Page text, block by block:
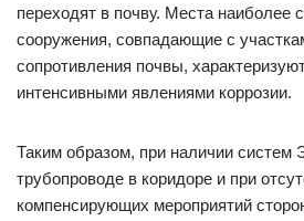
переходят в почву. Места наиболее
сооружения, совпадающие с
сопротивления почвы,
интенсивными явлениями коррозии.
Таким образом, при наличии систем
трубопроводе в коридоре и при
компенсирующих мероприятий